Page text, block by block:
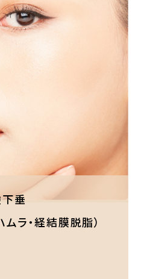
垂
ムラ・経結膜脱脂）